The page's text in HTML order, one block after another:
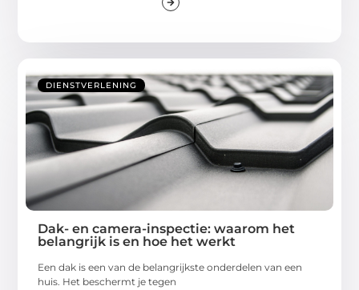
DIENSTVERLENING
Dak- en camera-inspectie: waarom het
belangrijk is en hoe het werkt
Een dak is een van de belangrijkste onderdelen van een
huis. Het beschermt je tegen